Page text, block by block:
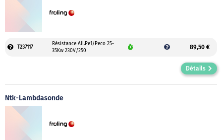
T237117
Résistance All.Pe1/Peco 25-
35Kw 230V/250
89,50 €
Détails
Ntk-Lambdasonde